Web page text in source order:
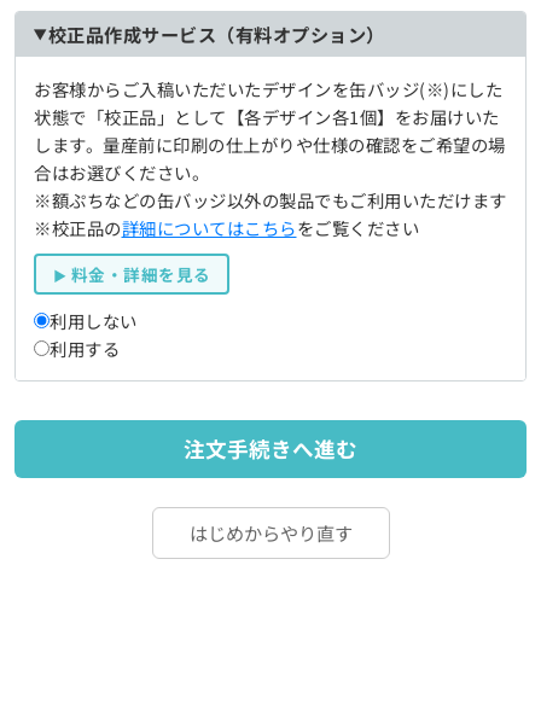
校正品作成サービス（有料オプション）
お客様からご入稿いただいたデザインを缶バッジ(※)にした
状態で「校正品」として【各デザイン各1個】をお届けいた
します。量産前に印刷の仕上がりや仕様の確認をご希望の場
合はお選びください。
※額ぷちなどの缶バッジ以外の製品でもご利用いただけます
※校正品の詳細についてはこちらをご覧ください
料金・詳細を見る
利用しない
利用する
注文手続きへ進む
はじめからやり直す